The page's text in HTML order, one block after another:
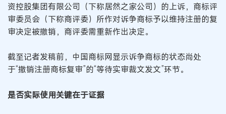
资控股集团有限公司（下称居然之家公司）的上诉，商标评
审委员会（下称商评委）所作对诉争商标予以维持注册的复
审决定被撤销，商评委需重新作出决定。
截至记者发稿前，中国商标网显示诉争商标的状态尚处
于“撤销注册商标复审”的“等待实审裁文发文”环节。
是否实际使用关键在于证据